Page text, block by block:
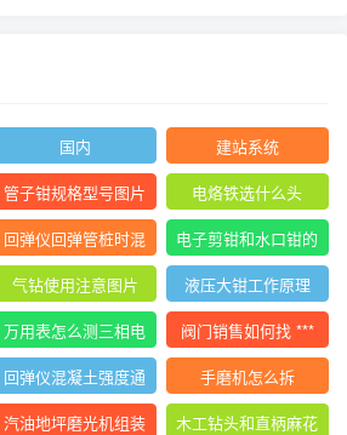
国内
建站系统
管子钳规格型号图片
尺寸
电烙铁选什么头
回弹仪回弹管桩时混
凝土碎
电子剪钳和水口钳的
区别
气钻使用注意图片
液压大钳工作原理
万用表怎么测三相电
压平衡
阀门销售如何找 ***
回弹仪混凝土强度通
用计算公式
手磨机怎么拆
汽油地坪磨光机组装
木工钻头和直柄麻花